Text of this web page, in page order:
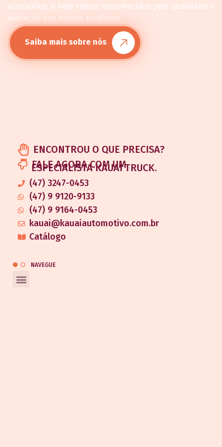
acessórios, e hoje somos reconhecidos pela qualidade e
inovação dos nossos produtos.
Saiba mais sobre nós
ENCONTROU O QUE PRECISA?
FALE AGORA COM UM
ESPECIALISTA KAUAI TRUCK.
(47) 3247-0453
(47) 9 9120-9133
(47) 9 9164-0453
kauai@kauaiautomotivo.com.br
Catálogo
NAVEGUE